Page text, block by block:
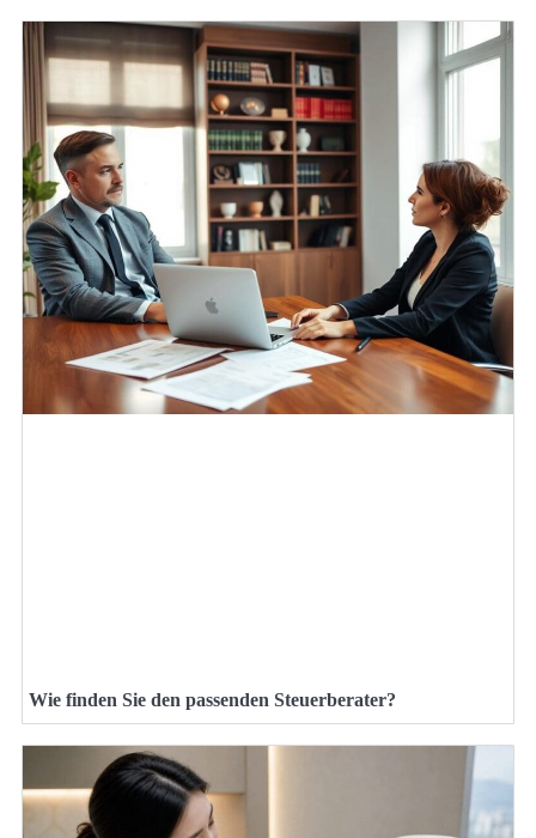
Wie finden Sie den passenden Steuerberater?